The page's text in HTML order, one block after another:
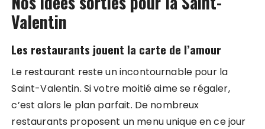
Valentin
Les restaurants jouent la carte de l’amour
Le restaurant reste un incontournable pour la
Saint-Valentin. Si votre moitié aime se régaler,
c’est alors le plan parfait. De nombreux
restaurants proposent un menu unique en ce jour